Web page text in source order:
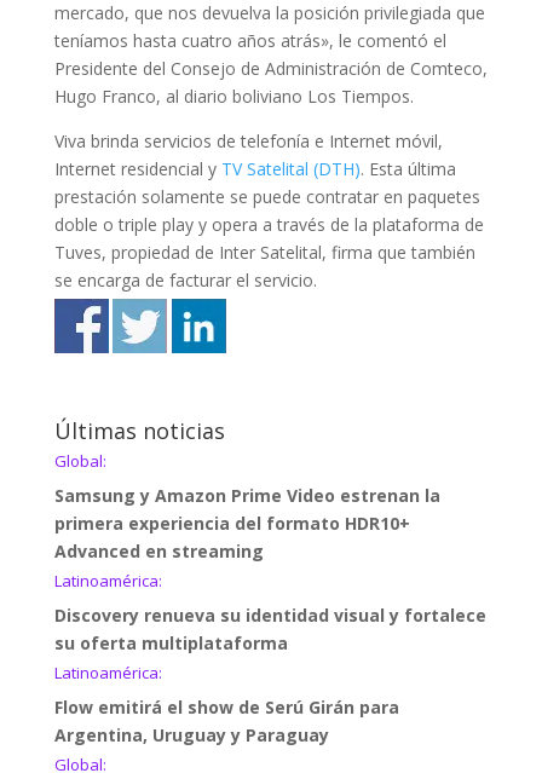
mercado, que nos devuelva la posición privilegiada que
teníamos hasta cuatro años atrás», le comentó el
Presidente del Consejo de Administración de Comteco,
Hugo Franco, al diario boliviano Los Tiempos.
Viva brinda servicios de telefonía e Internet móvil,
Internet residencial y TV Satelital (DTH). Esta última
prestación solamente se puede contratar en paquetes
doble o triple play y opera a través de la plataforma de
Tuves, propiedad de Inter Satelital, firma que también
se encarga de facturar el servicio.
Últimas noticias
Global:
Samsung y Amazon Prime Video estrenan la
primera experiencia del formato HDR10+
Advanced en streaming
Latinoamérica:
Discovery renueva su identidad visual y fortalece
su oferta multiplataforma
Latinoamérica:
Flow emitirá el show de Serú Girán para
Argentina, Uruguay y Paraguay
Global: